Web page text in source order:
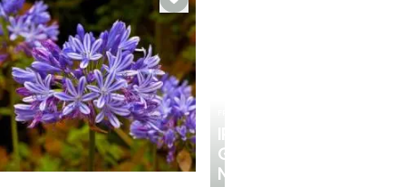
IRIS
GERMANICA
NEUHEITEN